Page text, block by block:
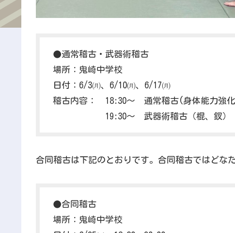
●通常稽古・武器術稽古
場所：鬼崎中学校
日付：6/3㈪、6/10㈪、6/17㈪
稽古内容： 18:30～ 通常稽古(身体能力強化
19:30～ 武器術稽古（棍、釵）
合同稽古は下記のとおりです。合同稽古ではどな
●合同稽古
場所：鬼崎中学校